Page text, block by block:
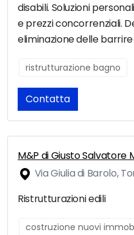
disabili. Soluzioni
e prezzi concorrenziali.
eliminazione delle
ristrutturazione bagno
Contatta
M&P di Giusto Salvatore
Via Giulia di Barolo,
Ristrutturazioni edili
costruzione nuovi